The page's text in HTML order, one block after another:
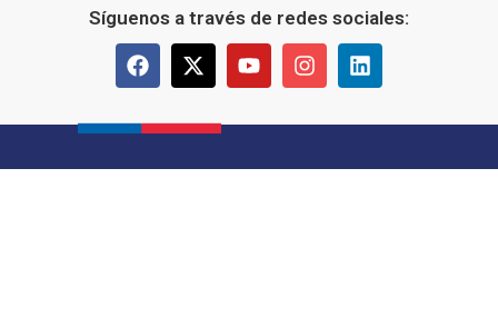
Síguenos a través de redes sociales: